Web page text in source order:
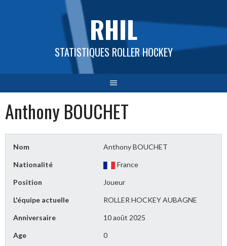
RHIL
STATISTIQUES ROLLER HOCKEY
Anthony BOUCHET
Nom Anthony BOUCHET
Nationalité France
Position Joueur
L'équipe actuelle ROLLER HOCKEY AUBAGNE
Anniversaire 10 août 2025
Age 0